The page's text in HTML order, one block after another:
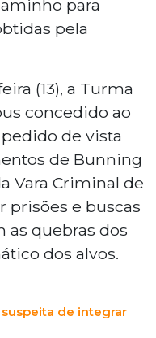
para
pela
(13), a Turma
concedido ao
de vista
de Bunning
Vara Criminal de
prisões e buscas
as quebras dos
dos alvos.
suspeita de integrar